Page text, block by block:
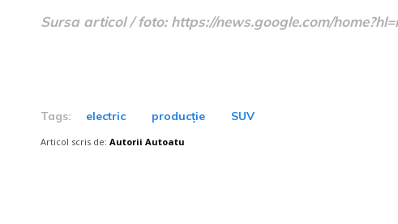
Sursa articol / foto: https://news.google.com/
Tags: electric producție SUV
Articol scris de: Autorii Autoatu